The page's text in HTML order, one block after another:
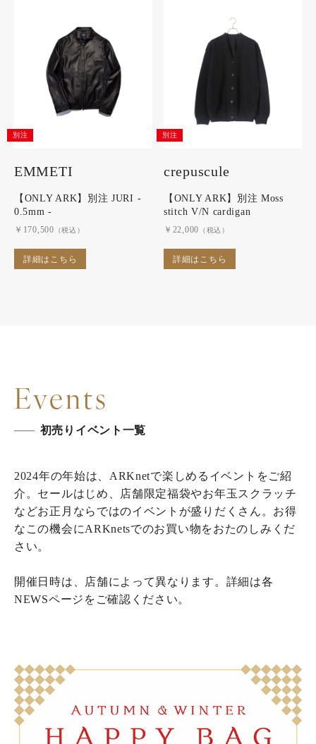
別注
EMMETI
【ONLY ARK】別注 JURI -
0.5mm -
￥170,500 （税込）
詳細はこちら
別注
crepuscule
【ONLY ARK】別注 Moss
stitch V/N cardigan
￥22,000 （税込）
詳細はこちら
Events
初売りイベント一覧
2024年の年始は、ARKnetで楽しめるイベントをご紹
介。セールはじめ、店舗限定福袋やお年玉スクラッチ
などお正月ならではのイベントが盛りだくさん。お得
なこの機会にARKnetsでのお買い物をおたのしみくだ
さい。
開催日時は、店舗によって異なります。詳細は各
NEWSページをご確認ください。